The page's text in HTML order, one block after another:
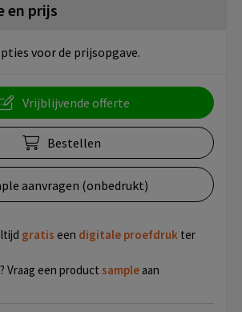
en prijs
voor de prijsopgave.
Vrijblijvende offerte
Bestellen
aanvragen (onbedrukt)
gratis een digitale proefdruk ter
Vraag een product sample aan